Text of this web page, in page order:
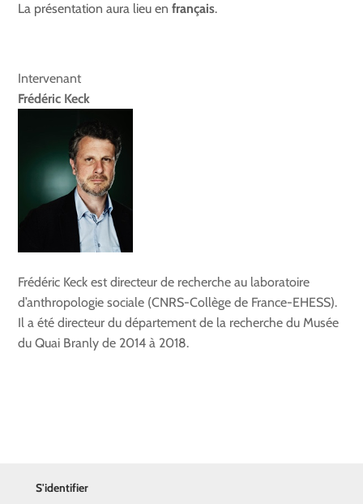
La présentation aura lieu enfrançais.
Intervenant
Frédéric Keck
Frédéric Keck est directeur de recherche au laboratoire
d’anthropologie sociale (CNRS-Collège de France-EHESS).
Il a été directeur du département de la recherche du Musée
du Quai Branly de 2014 à 2018.
S'identifier